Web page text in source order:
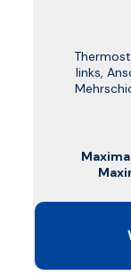
links,